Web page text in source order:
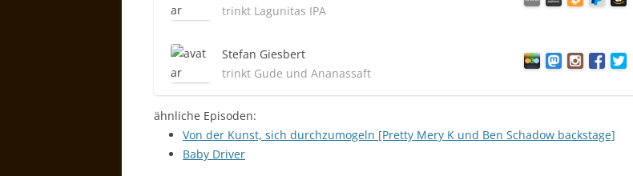
trinkt Lagunitas IPA
Stefan Giesbert
trinkt Gude und Ananassaft
ähnliche Episoden:
Von der Kunst, sich durchzumogeln [Pretty Mery K und Ben Schadow backstage]
Baby Driver